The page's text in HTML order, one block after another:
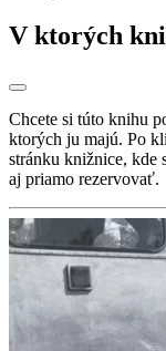
V ktorých
Chcete si túto knihu
ktorých ju majú. Po
stránku knižnice, kde
aj priamo rezervovať.